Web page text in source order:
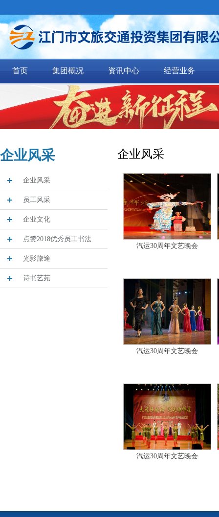
首页 集团概况 资讯中心 经营业务
企业风采
企业风采
员工风采
企业文化
点赞2018优秀员工书法
光影旅途
诗书艺苑
企业风采
汽运30周年文艺晚会
汽运30周年文艺晚会
汽运30周年文艺晚会